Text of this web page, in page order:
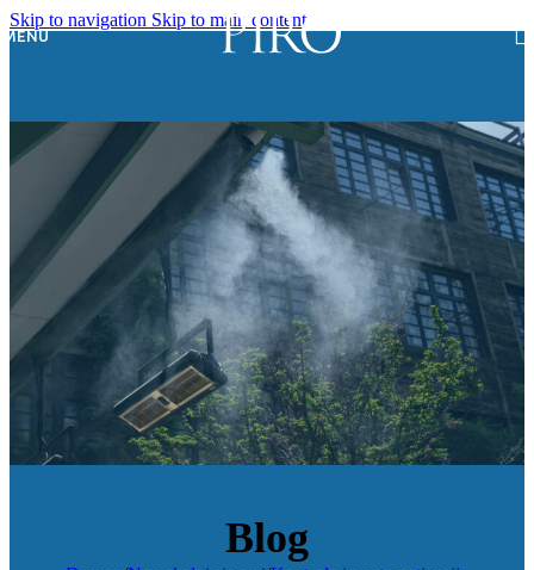
Skip to navigation Skip to main content
MENU
Blog